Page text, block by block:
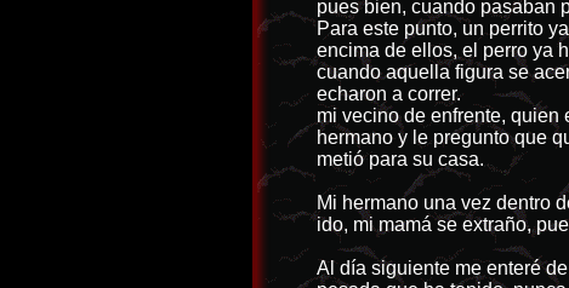
pues bien, cuando pasaban
Para este punto, un perrito
encima de ellos, el perro ya
cuando aquella figura se
echaron a correr.
mi vecino de enfrente, quien
hermano y le pregunto que
metió para su casa.
Mi hermano una vez dentro
ido, mi mamá se extraño,
Al día siguiente me enteré